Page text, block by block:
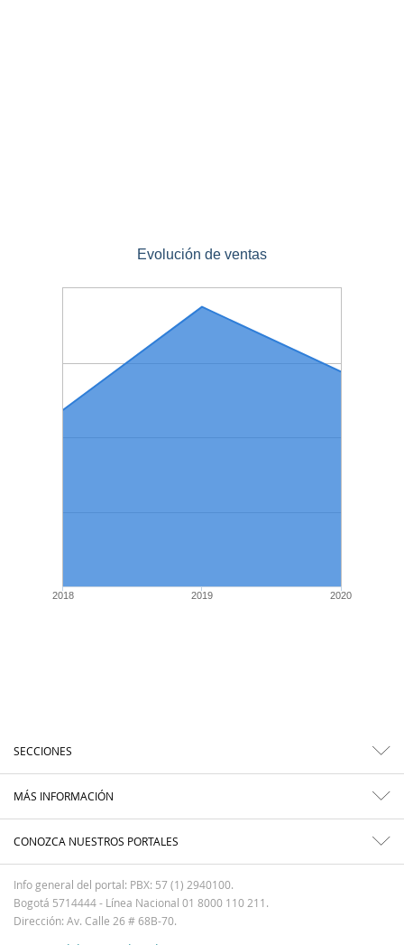
Evolución de ventas
2018 2019 2020
SECCIONES
MÁS INFORMACIÓN
CONOZCA NUESTROS PORTALES
Info general del portal: PBX: 57 (1) 2940100.
Bogotá 5714444 - Línea Nacional 01 8000 110 211.
Dirección: Av. Calle 26 # 68B-70.